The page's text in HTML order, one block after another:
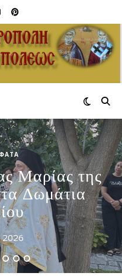
Μαρίας της
Δωμάτια
2026